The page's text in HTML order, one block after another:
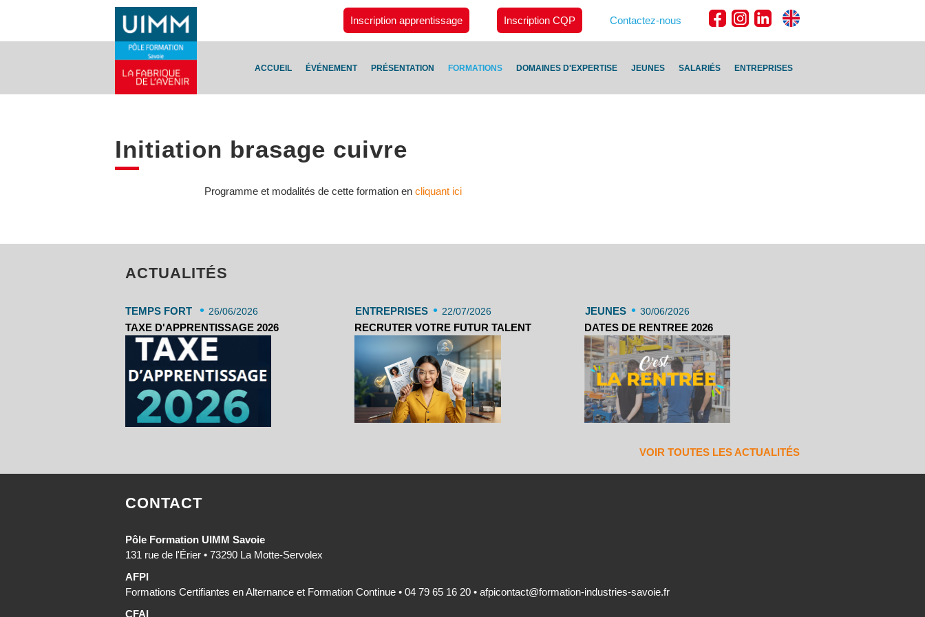
Inscription apprentissage Inscription CQP Contactez-nous
ACCUEIL ÉVÉNEMENT PRÉSENTATION FORMATIONS DOMAINES D'EXPERTISE JEUNES SALARIÉS ENTREPRISES
Initiation brasage cuivre
Programme et modalités de cette formation en cliquant ici
ACTUALITÉS
TEMPS FORT • 26/06/2026
TAXE D'APPRENTISSAGE 2026
ENTREPRISES • 22/07/2026
RECRUTER VOTRE FUTUR TALENT
JEUNES • 30/06/2026
DATES DE RENTREE 2026
VOIR TOUTES LES ACTUALITÉS
CONTACT
Pôle Formation UIMM Savoie
131 rue de l'Érier • 73290 La Motte-Servolex
AFPI
Formations Certifiantes en Alternance et Formation Continue • 04 79 65 16 20 • afpicontact@formation-industries-savoie.fr
CFAI